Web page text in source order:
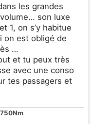
les grandes
son luxe
1, on s’y habitue
on est obligé de
…
et tu peux très
avec une conso
tes passagers et